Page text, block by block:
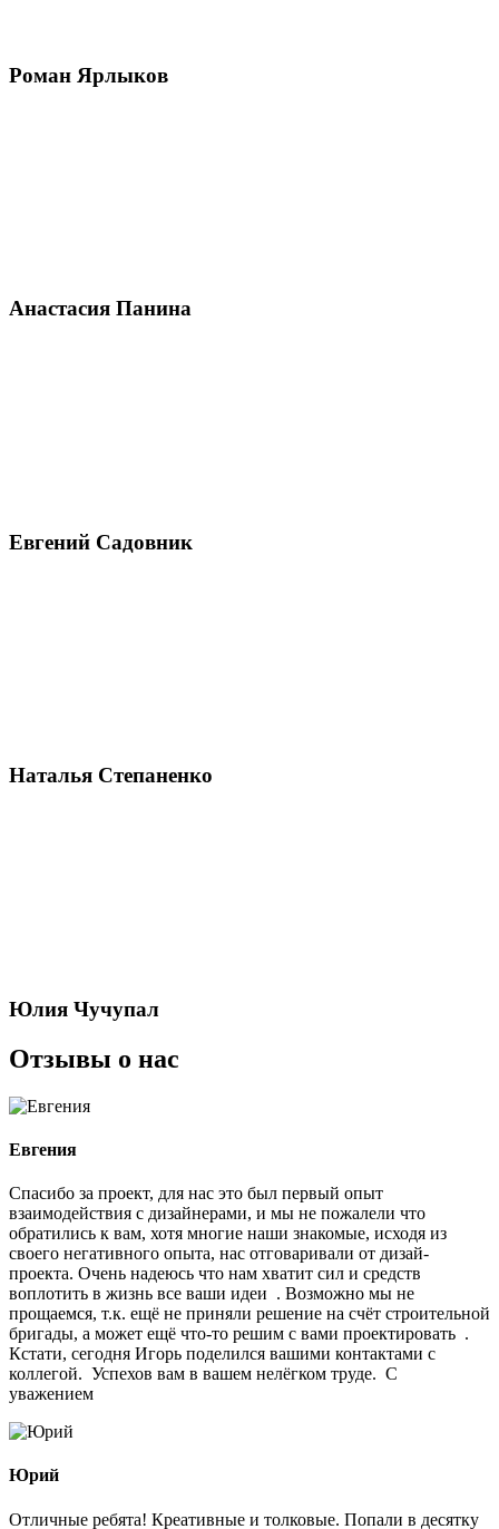
Роман Ярлыков
Анастасия Панина
Евгений Садовник
Наталья Степаненко
Юлия Чучупал
Отзывы о нас
Евгения
Cпасибо за проект, для нас это был первый опыт
взаимодействия с дизайнерами, и мы не пожалели что
обратились к вам, хотя многие наши знакомые, исходя из
своего негативного опыта, нас отговаривали от дизай-
проекта. Очень надеюсь что нам хватит сил и средств
воплотить в жизнь все ваши идеи . Возможно мы не
прощаемся, т.к. ещё не приняли решение на счёт строительной
бригады, а может ещё что-то решим с вами проектировать .
Кстати, сегодня Игорь поделился вашими контактами с
коллегой. Успехов вам в вашем нелёгком труде. С
уважением
Юрий
Отличные ребята! Креативные и толковые. Попали в десятку